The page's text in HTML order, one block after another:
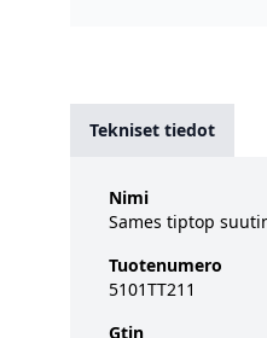
Tekniset tiedot
Nimi
Sames tiptop
Tuotenumero
5101TT211
Gtin